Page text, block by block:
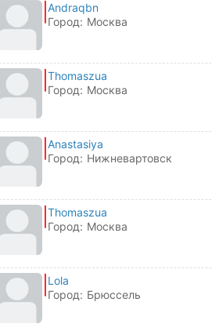
Andraqbn
Город: Москва
Thomaszua
Город: Москва
Anastasiya
Город: Нижневартовск
Thomaszua
Город: Москва
Lola
Город: Брюссель